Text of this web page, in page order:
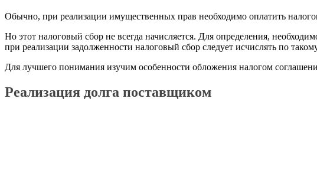
Обычно, при реализации имущественных прав необходимо оплатить
Но этот налоговый сбор не всегда начисляется. Для определения,
при реализации задолженности налоговый сбор следует исчислять по
Для лучшего понимания изучим особенности обложения налогом
Реализация долга поставщиком